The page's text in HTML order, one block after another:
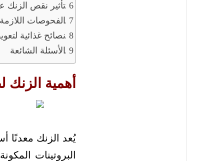
تأثير نقص
الفحوصات
نصائح غذائية
الأسئلة الشائعة
أهمية
يُعد الزنك معدنًا
البروتينات